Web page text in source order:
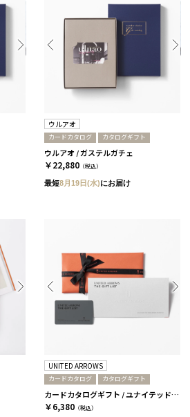
ウルアオ
カードカタログ カタログギフト
ウルアオ / ガステルガチェ
￥22,880 （税込）
最短8月19日(水)にお届け
UNITED ARROWS
カードカタログ カタログギフト
カードカタログギフト / ユナイテッドアローズ ザ ギフト リスト / GR-CARD
￥6,380 （税込）